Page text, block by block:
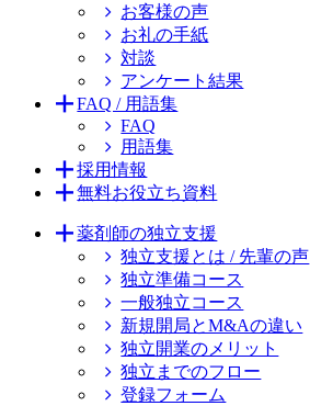
お客様の声
お礼の手紙
対談
アンケート結果
FAQ / 用語集
FAQ
用語集
採用情報
無料お役立ち資料
薬剤師の独立支援
独立支援とは / 先輩の声
独立準備コース
一般独立コース
新規開局とM&Aの違い
独立開業のメリット
独立までのフロー
登録フォーム